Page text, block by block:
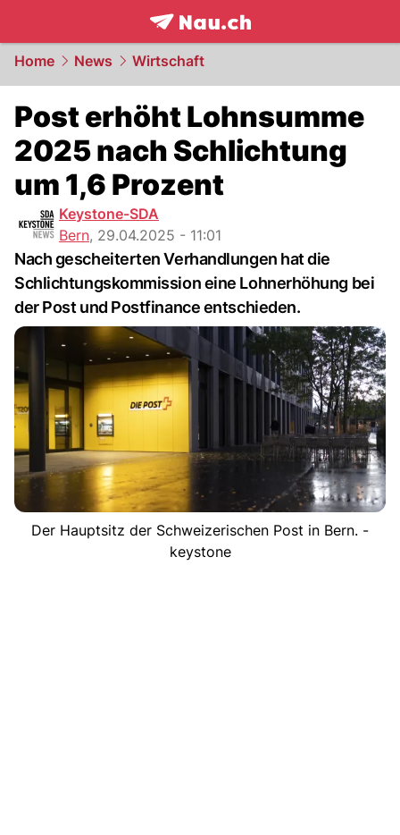
frontpage.NAU.ch
Home News Wirtschaft
Post erhöht Lohnsumme
2025 nach Schlichtung
um 1,6 Prozent
Keystone-SDA
Bern, 29.04.2025 - 11:01
Nach gescheiterten Verhandlungen hat die
Schlichtungskommission eine Lohnerhöhung bei
der Post und Postfinance entschieden.
Der Hauptsitz der Schweizerischen Post in Bern. -
keystone